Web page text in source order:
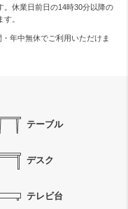
。休業日前日の14時30分以降の
。
・年中無休でご利用いただけま
テーブル
デスク
テレビ台